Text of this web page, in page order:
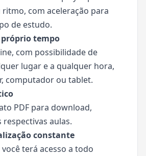
com aceleração para
de estudo.
próprio tempo
com possibilidade de
lugar e a qualquer hora,
computador ou tablet.
PDF para download,
respectivas aulas.
constante
terá acesso a todo